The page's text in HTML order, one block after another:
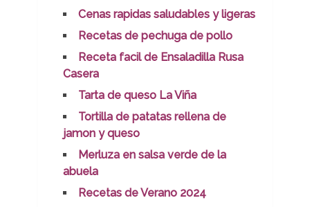
Cenas rapidas saludables y ligeras
Recetas de pechuga de pollo
Receta facil de Ensaladilla Rusa
Casera
Tarta de queso La Viña
Tortilla de patatas rellena de
jamon y queso
Merluza en salsa verde de la
abuela
Recetas de Verano 2024